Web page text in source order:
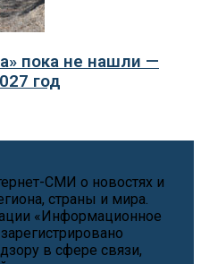
пока не нашли —
год
СМИ о новостях и
страны и мира.
«Информационное
в сфере связи,